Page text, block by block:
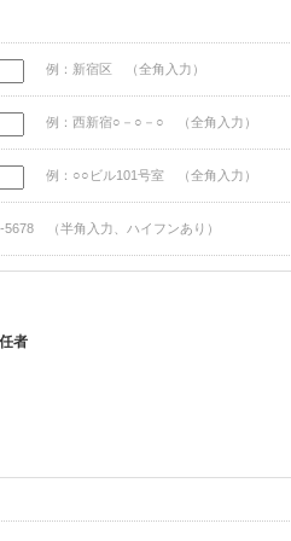
例：新宿区 （全角入力）
例：西新宿○－○－○ （全角入力）
例：○○ビル101号室 （全角入力）
5678 （半角入力、ハイフンあり）
者